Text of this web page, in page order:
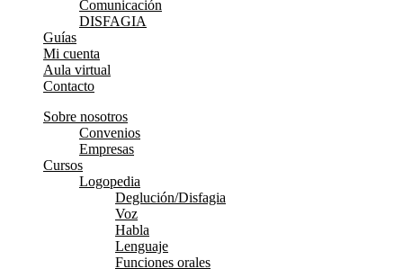
Comunicación
DISFAGIA
Guías
Mi cuenta
Aula virtual
Contacto
Sobre nosotros
Convenios
Empresas
Cursos
Logopedia
Deglución/Disfagia
Voz
Habla
Lenguaje
Funciones orales